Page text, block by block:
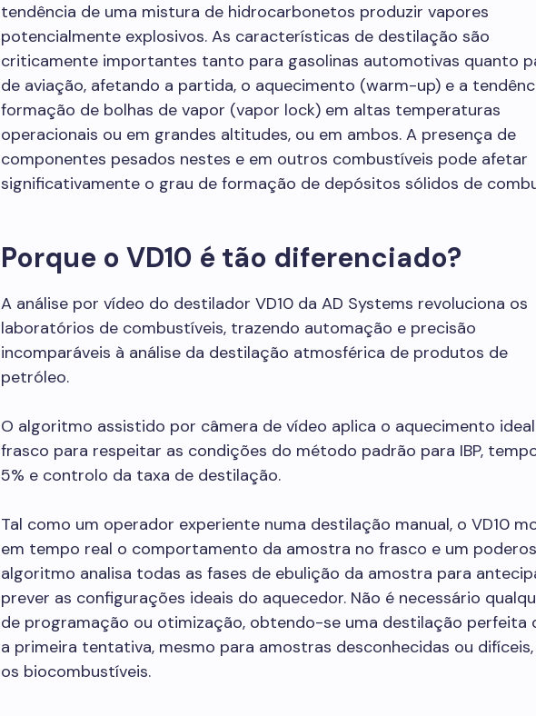
tendência de uma mistura de hidrocarbonetos produzir vapores
potencialmente explosivos. As características de destilação são
criticamente importantes tanto para gasolinas automotivas quanto
de aviação, afetando a partida, o aquecimento (warm-up) e a
formação de bolhas de vapor (vapor lock) em altas temperaturas
operacionais ou em grandes altitudes, ou em ambos. A presença de
componentes pesados nestes e em outros combustíveis pode afetar
significativamente o grau de formação de depósitos sólidos de
Porque o VD10 é tão diferenciado?
A análise por vídeo do destilador VD10 da AD Systems revoluciona os
laboratórios de combustíveis, trazendo automação e precisão
incomparáveis à análise da destilação atmosférica de produtos de
petróleo.
O algoritmo assistido por câmera de vídeo aplica o aquecimento
frasco para respeitar as condições do método padrão para IBP,
5% e controlo da taxa de destilação.
Tal como um operador experiente numa destilação manual, o VD10
em tempo real o comportamento da amostra no frasco e um
algoritmo analisa todas as fases de ebulição da amostra para
prever as configurações ideais do aquecedor. Não é necessário
de programação ou otimização, obtendo-se uma destilação perfeita
a primeira tentativa, mesmo para amostras desconhecidas ou
os biocombustíveis.